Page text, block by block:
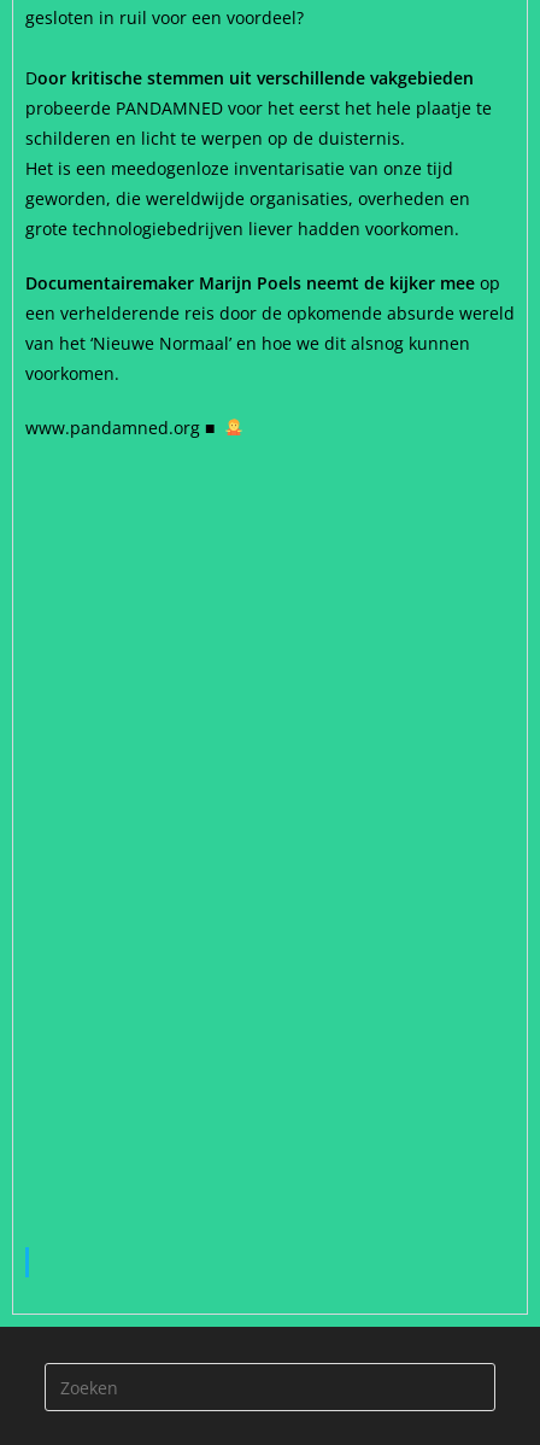
gesloten in ruil voor een voordeel?
Door kritische stemmen uit verschillende vakgebieden
probeerde PANDAMNED voor het eerst het hele plaatje te
schilderen en licht te werpen op de duisternis.
Het is een meedogenloze inventarisatie van onze tijd
geworden, die wereldwijde organisaties, overheden en
grote technologiebedrijven liever hadden voorkomen.
Documentairemaker Marijn Poels neemt de kijker mee op
een verhelderende reis door de opkomende absurde wereld
van het ‘Nieuwe Normaal’ en hoe we dit alsnog kunnen
voorkomen.
www.pandamned.org ■